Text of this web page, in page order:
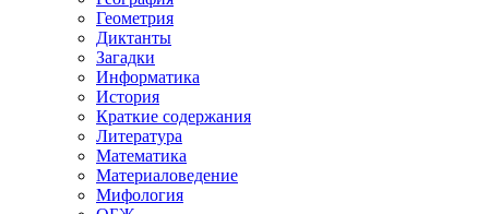
Геометрия
Диктанты
Загадки
Информатика
История
Краткие содержания
Литература
Математика
Материаловедение
Мифология